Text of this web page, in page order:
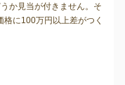
か見当が付きません。そ
に100万円以上差がつく